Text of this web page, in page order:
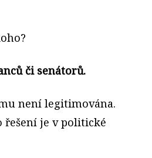
či senátorů.
není legitimována.
řešení je v politické